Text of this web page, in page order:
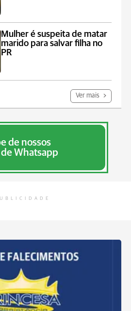
Mulher é suspeita de matar
marido para salvar filha no
PR
Ver mais
de nossos
Whatsapp